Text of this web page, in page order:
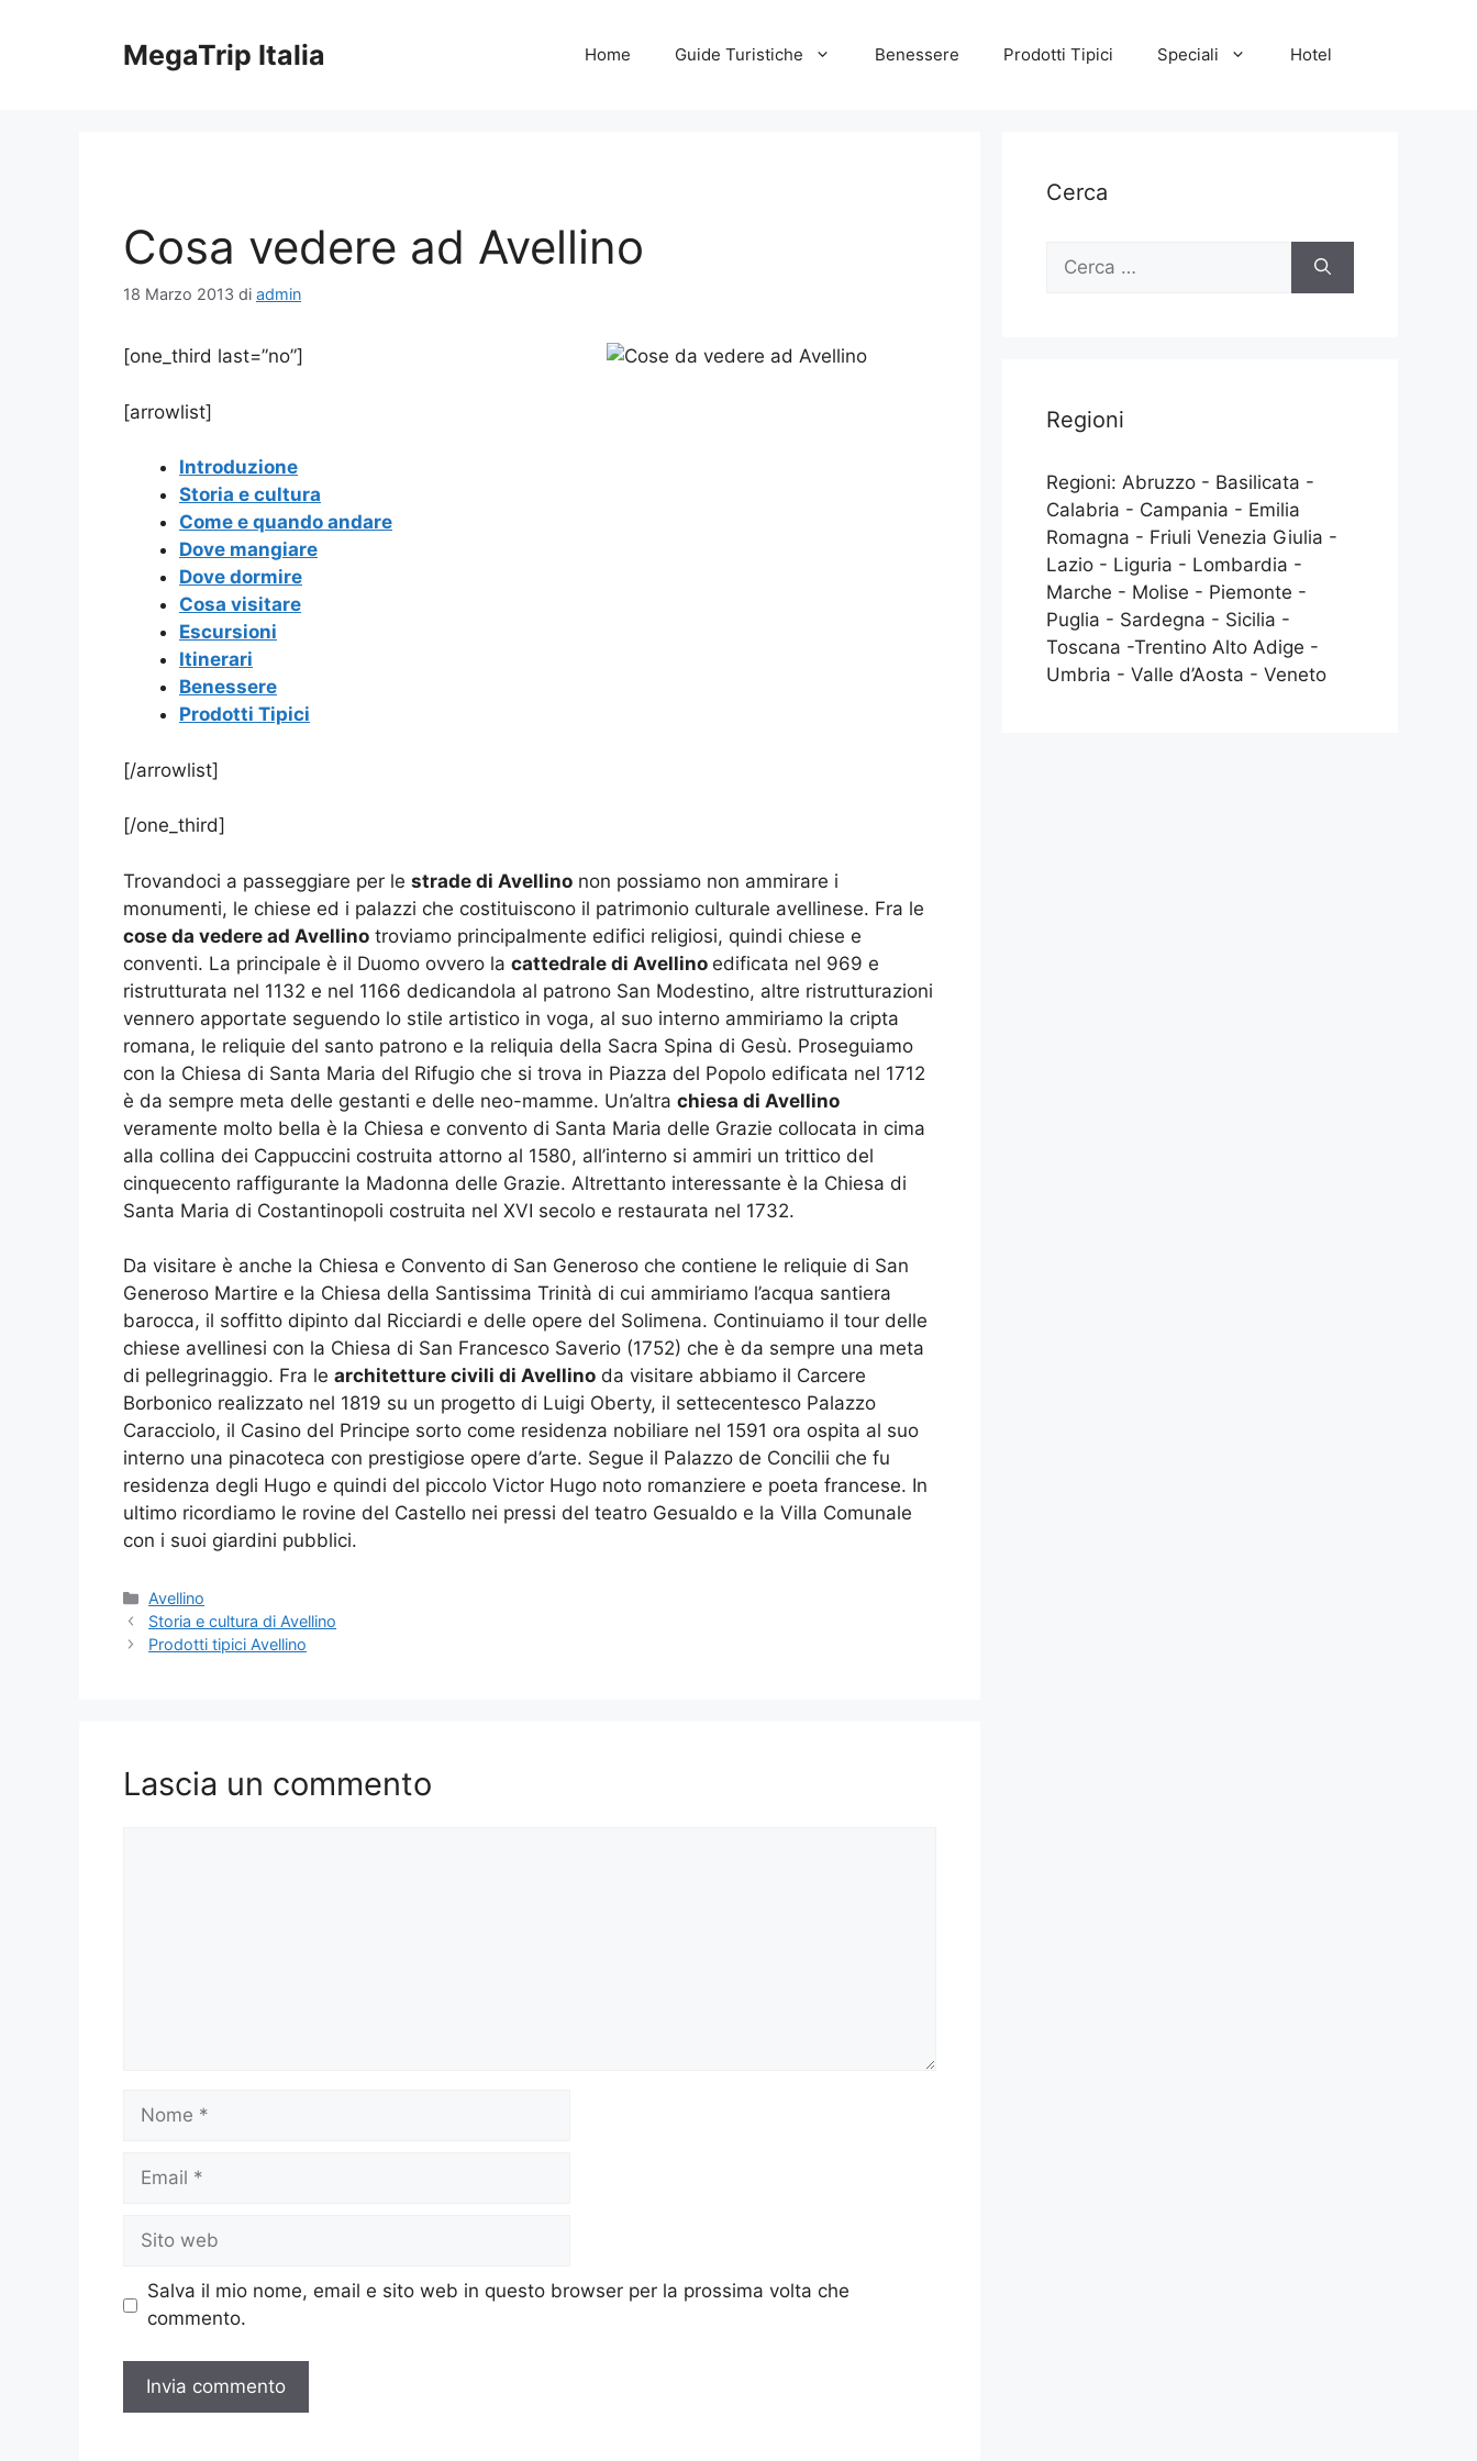
MegaTrip Italia Home Guide Turistiche Benessere Prodotti Tipici Speciali Hotel
Cosa vedere ad Avellino
18 Marzo 2013 di admin
[one_third last=”no”]
[arrowlist]
Introduzione
Storia e cultura
Come e quando andare
Dove mangiare
Dove dormire
Cosa visitare
Escursioni
Itinerari
Benessere
Prodotti Tipici
[/arrowlist]
[/one_third]
Trovandoci a passeggiare per le strade di Avellino non possiamo non ammirare i
monumenti, le chiese ed i palazzi che costituiscono il patrimonio culturale avellinese. Fra le
cose da vedere ad Avellino troviamo principalmente edifici religiosi, quindi chiese e
conventi. La principale è il Duomo ovvero la cattedrale di Avellino edificata nel 969 e
ristrutturata nel 1132 e nel 1166 dedicandola al patrono San Modestino, altre ristrutturazioni
vennero apportate seguendo lo stile artistico in voga, al suo interno ammiriamo la cripta
romana, le reliquie del santo patrono e la reliquia della Sacra Spina di Gesù. Proseguiamo
con la Chiesa di Santa Maria del Rifugio che si trova in Piazza del Popolo edificata nel 1712
è da sempre meta delle gestanti e delle neo-mamme. Un’altra chiesa di Avellino
veramente molto bella è la Chiesa e convento di Santa Maria delle Grazie collocata in cima
alla collina dei Cappuccini costruita attorno al 1580, all’interno si ammiri un trittico del
cinquecento raffigurante la Madonna delle Grazie. Altrettanto interessante è la Chiesa di
Santa Maria di Costantinopoli costruita nel XVI secolo e restaurata nel 1732.
Da visitare è anche la Chiesa e Convento di San Generoso che contiene le reliquie di San
Generoso Martire e la Chiesa della Santissima Trinità di cui ammiriamo l’acqua santiera
barocca, il soffitto dipinto dal Ricciardi e delle opere del Solimena. Continuiamo il tour delle
chiese avellinesi con la Chiesa di San Francesco Saverio (1752) che è da sempre una meta
di pellegrinaggio. Fra le architetture civili di Avellino da visitare abbiamo il Carcere
Borbonico realizzato nel 1819 su un progetto di Luigi Oberty, il settecentesco Palazzo
Caracciolo, il Casino del Principe sorto come residenza nobiliare nel 1591 ora ospita al suo
interno una pinacoteca con prestigiose opere d’arte. Segue il Palazzo de Concilii che fu
residenza degli Hugo e quindi del piccolo Victor Hugo noto romanziere e poeta francese. In
ultimo ricordiamo le rovine del Castello nei pressi del teatro Gesualdo e la Villa Comunale
con i suoi giardini pubblici.
Categorie
Avellino
Storia e cultura di Avellino
Prodotti tipici Avellino
Lascia un commento
Nome
Email
Sito
web
Salva il mio nome, email e sito web in questo browser per la prossima volta che
commento.
Cerca
Ricerca
Regioni
Regioni: Abruzzo - Basilicata -
Calabria - Campania - Emilia
Romagna - Friuli Venezia Giulia -
Lazio - Liguria - Lombardia -
Marche - Molise - Piemonte -
Puglia - Sardegna - Sicilia -
Toscana -Trentino Alto Adige -
Umbria - Valle d’Aosta - Veneto